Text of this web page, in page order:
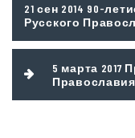
navigation
21 сен 2014 90-
Русского
5 марта 2017
Православия